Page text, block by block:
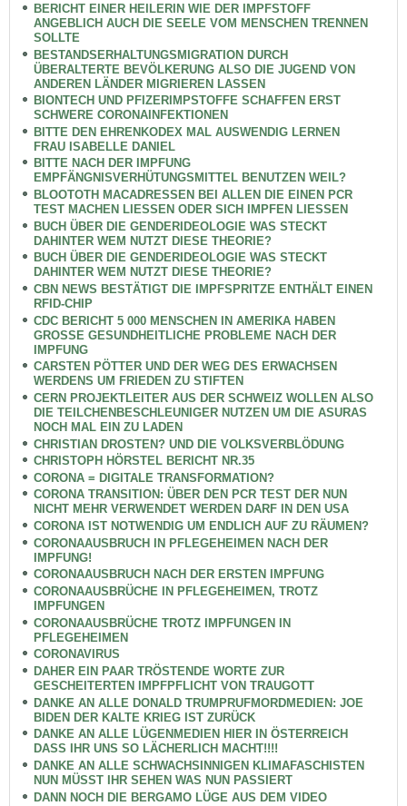
BERICHT EINER HEILERIN WIE DER IMPFSTOFF
ANGEBLICH AUCH DIE SEELE VOM MENSCHEN TRENNEN
SOLLTE
BESTANDSERHALTUNGSMIGRATION DURCH
ÜBERALTERTE BEVÖLKERUNG ALSO DIE JUGEND VON
ANDEREN LÄNDER MIGRIEREN LASSEN
BIONTECH UND PFIZERIMPSTOFFE SCHAFFEN ERST
SCHWERE CORONAINFEKTIONEN
BITTE DEN EHRENKODEX MAL AUSWENDIG LERNEN
FRAU ISABELLE DANIEL
BITTE NACH DER IMPFUNG
EMPFÄNGNISVERHÜTUNGSMITTEL BENUTZEN WEIL?
BLOOTOTH MACADRESSEN BEI ALLEN DIE EINEN PCR
TEST MACHEN LIESSEN ODER SICH IMPFEN LIESSEN
BUCH ÜBER DIE GENDERIDEOLOGIE WAS STECKT
DAHINTER WEM NUTZT DIESE THEORIE?
BUCH ÜBER DIE GENDERIDEOLOGIE WAS STECKT
DAHINTER WEM NUTZT DIESE THEORIE?
CBN NEWS BESTÄTIGT DIE IMPFSPRITZE ENTHÄLT EINEN
RFID-CHIP
CDC BERICHT 5 000 MENSCHEN IN AMERIKA HABEN
GROSSE GESUNDHEITLICHE PROBLEME NACH DER
IMPFUNG
CARSTEN PÖTTER UND DER WEG DES ERWACHSEN
WERDENS UM FRIEDEN ZU STIFTEN
CERN PROJEKTLEITER AUS DER SCHWEIZ WOLLEN ALSO
DIE TEILCHENBESCHLEUNIGER NUTZEN UM DIE ASURAS
NOCH MAL EIN ZU LADEN
CHRISTIAN DROSTEN? UND DIE VOLKSVERBLÖDUNG
CHRISTOPH HÖRSTEL BERICHT NR.35
CORONA = DIGITALE TRANSFORMATION?
CORONA TRANSITION: ÜBER DEN PCR TEST DER NUN
NICHT MEHR VERWENDET WERDEN DARF IN DEN USA
CORONA IST NOTWENDIG UM ENDLICH AUF ZU RÄUMEN?
CORONAAUSBRUCH IN PFLEGEHEIMEN NACH DER
IMPFUNG!
CORONAAUSBRUCH NACH DER ERSTEN IMPFUNG
CORONAAUSBRÜCHE IN PFLEGEHEIMEN, TROTZ
IMPFUNGEN
CORONAAUSBRÜCHE TROTZ IMPFUNGEN IN
PFLEGEHEIMEN
CORONAVIRUS
DAHER EIN PAAR TRÖSTENDE WORTE ZUR
GESCHEITERTEN IMPFPFLICHT VON TRAUGOTT
DANKE AN ALLE DONALD TRUMPRUFMORDMEDIEN: JOE
BIDEN DER KALTE KRIEG IST ZURÜCK
DANKE AN ALLE LÜGENMEDIEN HIER IN ÖSTERREICH
DASS IHR UNS SO LÄCHERLICH MACHT!!!!
DANKE AN ALLE SCHWACHSINNIGEN KLIMAFASCHISTEN
NUN MÜSST IHR SEHEN WAS NUN PASSIERT
DANN NOCH DIE BERGAMO LÜGE AUS DEM VIDEO